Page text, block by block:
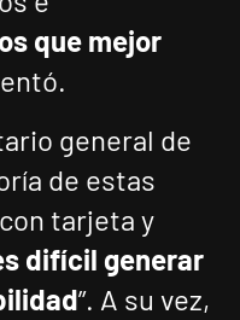
que mejor
general de
de estas
tarjeta y
difícil generar
”. A su vez,